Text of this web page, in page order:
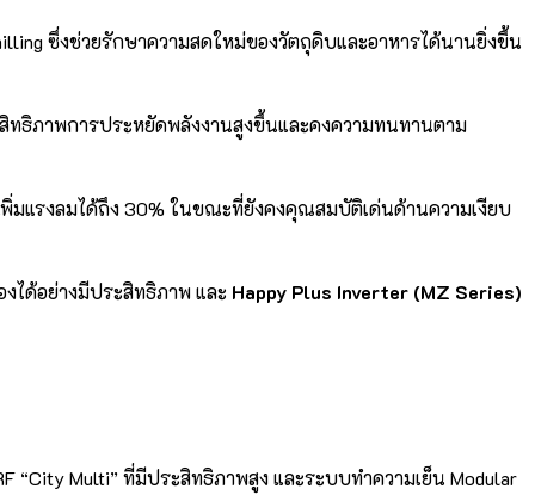
ซึ่งช่วยรักษาความสดใหม่ของวัตถุดิบและอาหารได้นานยิ่งขึ้น
ธิภาพการประหยัดพลังงานสูงขึ้นและคงความทนทานตาม
มแรงลมได้ถึง 30% ในขณะที่ยังคงคุณสมบัติเด่นด้านความเงียบ
ได้อย่างมีประสิทธิภาพ และ Happy Plus Inverter (MZ Series)
Multi” ที่มีประสิทธิภาพสูง และระบบทำความเย็น Modular